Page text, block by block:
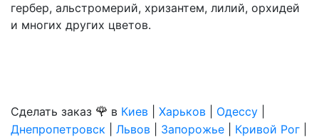
гербер, альстромерий, хризантем, лилий, орхидей
и многих других цветов.
Сделать заказ 🌹 в Киев Харьков Одессу
Днепропетровск
Львов Запорожье Кривой Рог